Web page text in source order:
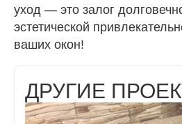
уход — это залог
эстетической
ваших окон!
ДРУГИЕ